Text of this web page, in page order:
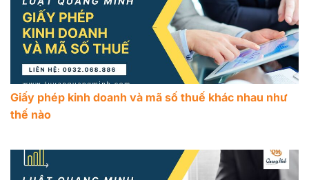
Giấy phép kinh doanh và mã số thuế khác nhau như
thế nào